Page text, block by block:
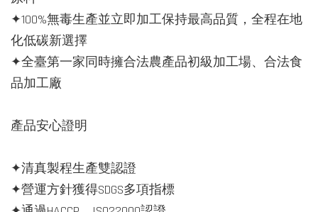
✦100%無毒生產並立即加工保持最高品質，全程在地
化低碳新選擇
✦全臺第一家同時擁合法農產品初級加工場、合法食
品加工廠
產品安心證明
✦清真製程生產雙認證
✦營運方針獲得SDGS多項指標